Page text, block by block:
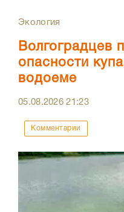
Экология
Волгоградцев
опасности
водоеме
05.08.202621:23
Комментарии